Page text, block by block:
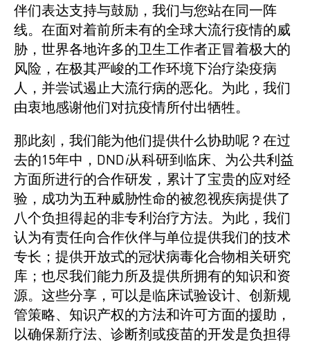
伴们表达支持与鼓励，我们与您站在同一阵
线。在面对着前所未有的全球大流行疫情的威
胁，世界各地许多的卫生工作者正冒着极大的
风险，在极其严峻的工作环境下治疗染疫病
人，并尝试遏止大流行病的恶化。为此，我们
由衷地感谢他们对抗疫情所付出牺牲。
那此刻，我们能为他们提供什么协助呢？在过
去的15年中，DNDi从科研到临床、为公共利益
方面所进行的合作研发，累计了宝贵的应对经
验，成功为五种威胁性命的被忽视疾病提供了
八个负担得起的非专利治疗方法。为此，我们
认为有责任向合作伙伴与单位提供我们的技术
专长；提供开放式的冠状病毒化合物相关研究
库；也尽我们能力所及提供所拥有的知识和资
源。这些分享，可以是临床试验设计、创新规
管策略、知识产权的方法和许可方面的援助，
以确保新疗法、诊断剂或疫苗的开发是负担得